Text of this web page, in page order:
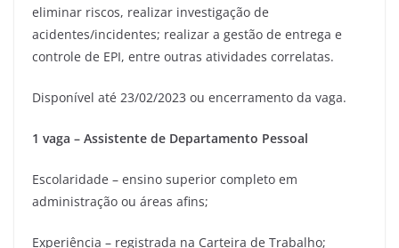
eliminar riscos, realizar investigação de
acidentes/incidentes; realizar a gestão de entrega e
controle de EPI, entre outras atividades correlatas.
Disponível até 23/02/2023 ou encerramento da vaga.
1 vaga – Assistente de Departamento Pessoal
Escolaridade – ensino superior completo em
administração ou áreas afins;
Experiência – registrada na Carteira de Trabalho;